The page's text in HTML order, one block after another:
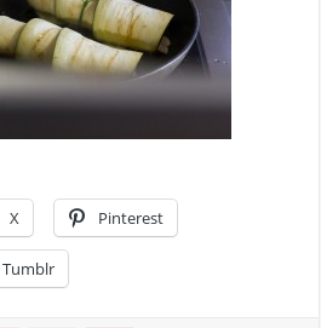
X Pinterest
Tumblr